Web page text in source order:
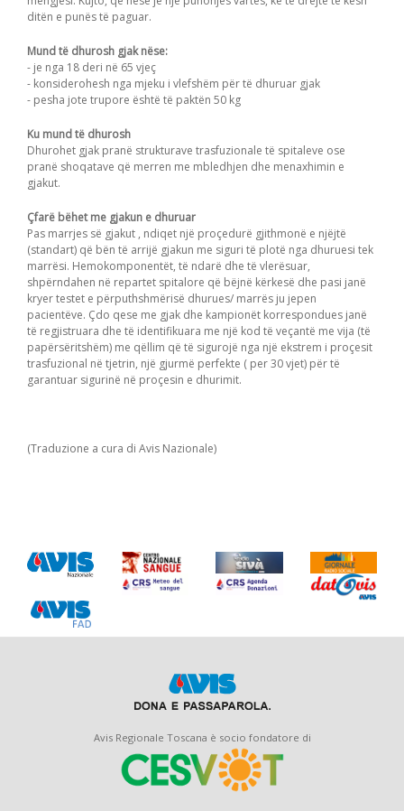
ditën e punës të paguar.
Mund të dhurosh gjak nëse:
- je nga 18 deri në 65 vjeç
- konsiderohesh nga mjeku i vlefshëm për të dhuruar gjak
- pesha jote trupore është të paktën 50 kg
Ku mund të dhurosh
Dhurohet gjak pranë strukturave trasfuzionale të spitaleve ose
pranë shoqatave që merren me mbledhjen dhe menaxhimin e
gjakut.
Çfarë bëhet me gjakun e dhuruar
Pas marrjes së gjakut , ndiqet një proçedurë gjithmonë e njëjtë
(standart) që bën të arrijë gjakun me siguri të plotë nga dhuruesi tek
marrësi. Hemokomponentët, të ndarë dhe të vlerësuar,
shpërndahen në repartet spitalore që bëjnë kërkesë dhe pasi janë
kryer testet e përputhshmërisë dhurues/ marrës ju jepen
pacientëve. Çdo qese me gjak dhe kampionët korrespondues janë
të regjistruara dhe të identifikuara me një kod të veçantë me vija (të
papërsëritshëm) me qëllim që të sigurojë nga një ekstrem i proçesit
trasfuzional në tjetrin, një gjurmë perfekte ( per 30 vjet) për të
garantuar sigurinë në proçesin e dhurimit.
(Traduzione a cura di Avis Nazionale)
Avis Regionale Toscana è socio fondatore di